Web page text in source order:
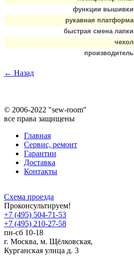
функции вышивки
рукавная платформа
быстрая смена лапки
чехол
производитель
← Назад
© 2006-2022 "sew-room"
все права защищены
Главная
Сервис, ремонт
Гарантии
Доставка
Контакты
Схема проезда
Проконсультируем!
+7 (495) 504-71-53
+7 (495) 210-27-58
пн-сб 10-18
г. Москва, м. Щёлковская,
Курганская улица д. 3